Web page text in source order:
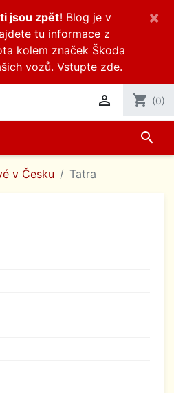
jsou zpět! Blog je v
tu informace z
kolem značek Škoda
vozů. Vstupte zde.
×
 shopping_cart (0)
search
v Česku Tatra